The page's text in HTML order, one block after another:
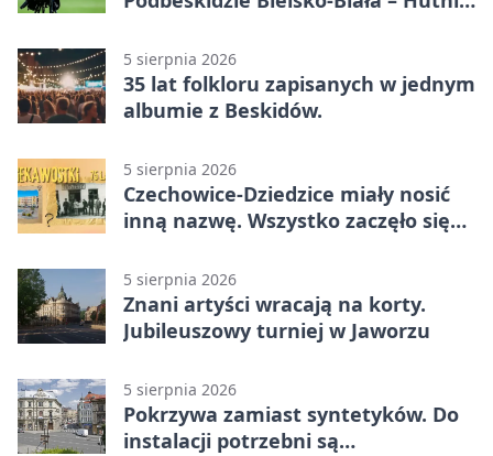
w Dankowicach
5 sierpnia 2026
35 lat folkloru zapisanych w jednym
albumie z Beskidów.
5 sierpnia 2026
Czechowice-Dziedzice miały nosić
inną nazwę. Wszystko zaczęło się
5 sierpnia 2026
Znani artyści wracają na korty.
Jubileuszowy turniej w Jaworzu
5 sierpnia 2026
Pokrzywa zamiast syntetyków. Do
instalacji potrzebni są